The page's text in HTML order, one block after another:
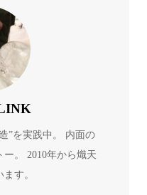
”を実践中。 内面の
。 2010年から熾天
す。